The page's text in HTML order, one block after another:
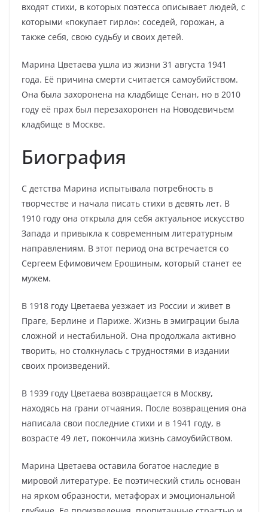
входят стихи, в которых поэтесса описывает людей, с
которыми «покупает гирло»: соседей, горожан, а
также себя, свою судьбу и своих детей.
Марина Цветаева ушла из жизни 31 августа 1941
года. Её причина смерти считается самоубийством.
Она была захоронена на кладбище Сенан, но в 2010
году её прах был перезахоронен на Новодевичьем
кладбище в Москве.
Биография
С детства Марина испытывала потребность в
творчестве и начала писать стихи в девять лет. В
1910 году она открыла для себя актуальное искусство
Запада и привыкла к современным литературным
направлениям. В этот период она встречается со
Сергеем Ефимовичем Ерошиным, который станет ее
мужем.
В 1918 году Цветаева уезжает из России и живет в
Праге, Берлине и Париже. Жизнь в эмиграции была
сложной и нестабильной. Она продолжала активно
творить, но столкнулась с трудностями в издании
своих произведений.
В 1939 году Цветаева возвращается в Москву,
находясь на грани отчаяния. После возвращения она
написала свои последние стихи и в 1941 году, в
возрасте 49 лет, покончила жизнь самоубийством.
Марина Цветаева оставила богатое наследие в
мировой литературе. Ее поэтический стиль основан
на ярком образности, метафорах и эмоциональной